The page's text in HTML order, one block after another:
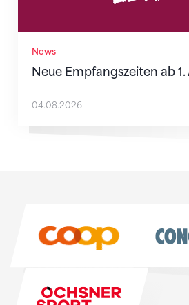
News
Neue Empfangszeiten ab
04.08.2026